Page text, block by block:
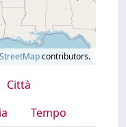
contributors.
Città
Tempo